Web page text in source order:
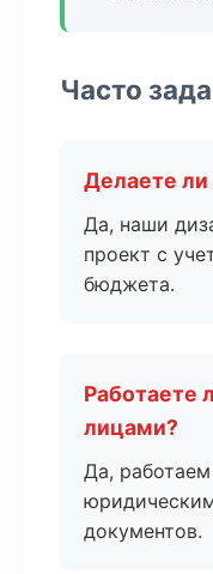
Часто
Делаете ли
Да, наши
проект с
бюджета.
Работаете
лицами?
Да,
документов.